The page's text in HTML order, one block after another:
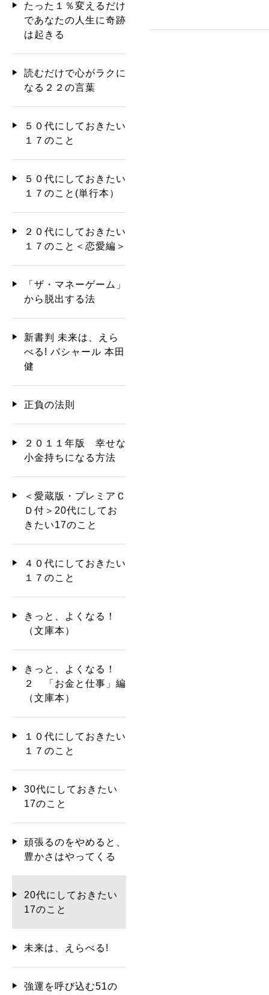
たった１％変えるだけ
であなたの人生に奇跡
は起きる
読むだけで心がラクに
なる２２の言葉
５０代にしておきたい
１７のこと
５０代にしておきたい
１７のこと(単行本）
２０代にしておきたい
１７のこと＜恋愛編＞
「ザ・マネーゲーム」
から脱出する法
新書判 未来は、えら
べる! バシャール 本田
健
正負の法則
２０１１年版 幸せな
小金持ちになる方法
＜愛蔵版・プレミアＣ
Ｄ付＞20代にしてお
きたい17のこと
４０代にしておきたい
１７のこと
きっと、よくなる！
（文庫本）
きっと、よくなる！
２ 「お金と仕事」編
（文庫本）
１０代にしておきたい
１７のこと
30代にしておきたい
17のこと
頑張るのをやめると、
豊かさはやってくる
20代にしておきたい
17のこと
未来は、えらべる!
強運を呼び込む51の